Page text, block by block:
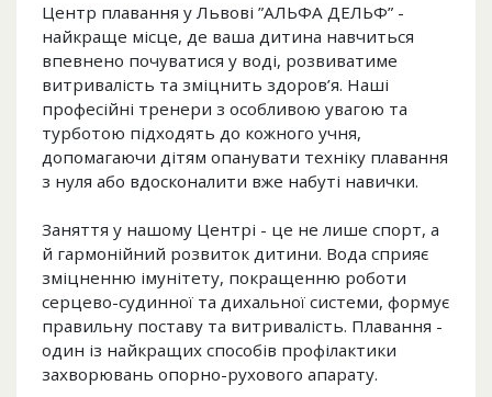
Центр плавання у Львові ”АЛЬФА ДЕЛЬФ” -
найкраще місце, де ваша дитина навчиться
впевнено почуватися у воді, розвиватиме
витривалість та зміцнить здоров’я. Наші
професійні тренери з особливою увагою та
турботою підходять до кожного учня,
допомагаючи дітям опанувати техніку плавання
з нуля або вдосконалити вже набуті навички.
Заняття у нашому Центрі - це не лише спорт, а
й гармонійний розвиток дитини. Вода сприяє
зміцненню імунітету, покращенню роботи
серцево-судинної та дихальної системи, формує
правильну поставу та витривалість. Плавання -
один із найкращих способів профілактики
захворювань опорно-рухового апарату.